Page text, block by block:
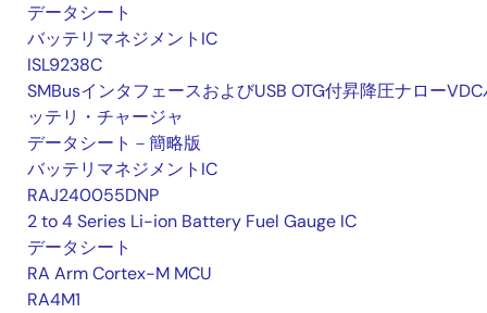
データシート
バッテリマネジメントIC
ISL9238C
SMBusインタフェースおよびUSB OTG付昇降圧ナローVDC
ッテリ・チャージャ
データシート－簡略版
バッテリマネジメントIC
RAJ240055DNP
2 to 4 Series Li-ion Battery Fuel Gauge IC
データシート
RA Arm Cortex-M MCU
RA4M1